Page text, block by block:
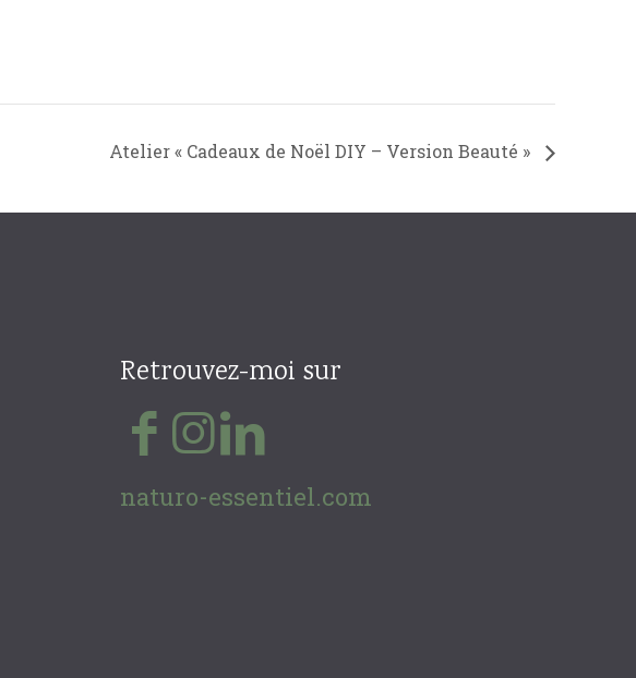
Atelier « Cadeaux de Noël DIY – Version Beauté »
Retrouvez-moi sur
naturo-essentiel.com